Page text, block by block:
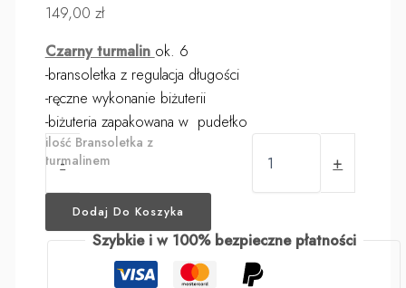
149,00 zł
Czarny turmalin ok. 6
-bransoletka z regulacja długości
-ręczne wykonanie biżuterii
-biżuteria zapakowana w pudełko
-
ilość Bransoletka z
turmalinem
+
Dodaj Do Koszyka
Szybkie i w 100% bezpieczne płatności